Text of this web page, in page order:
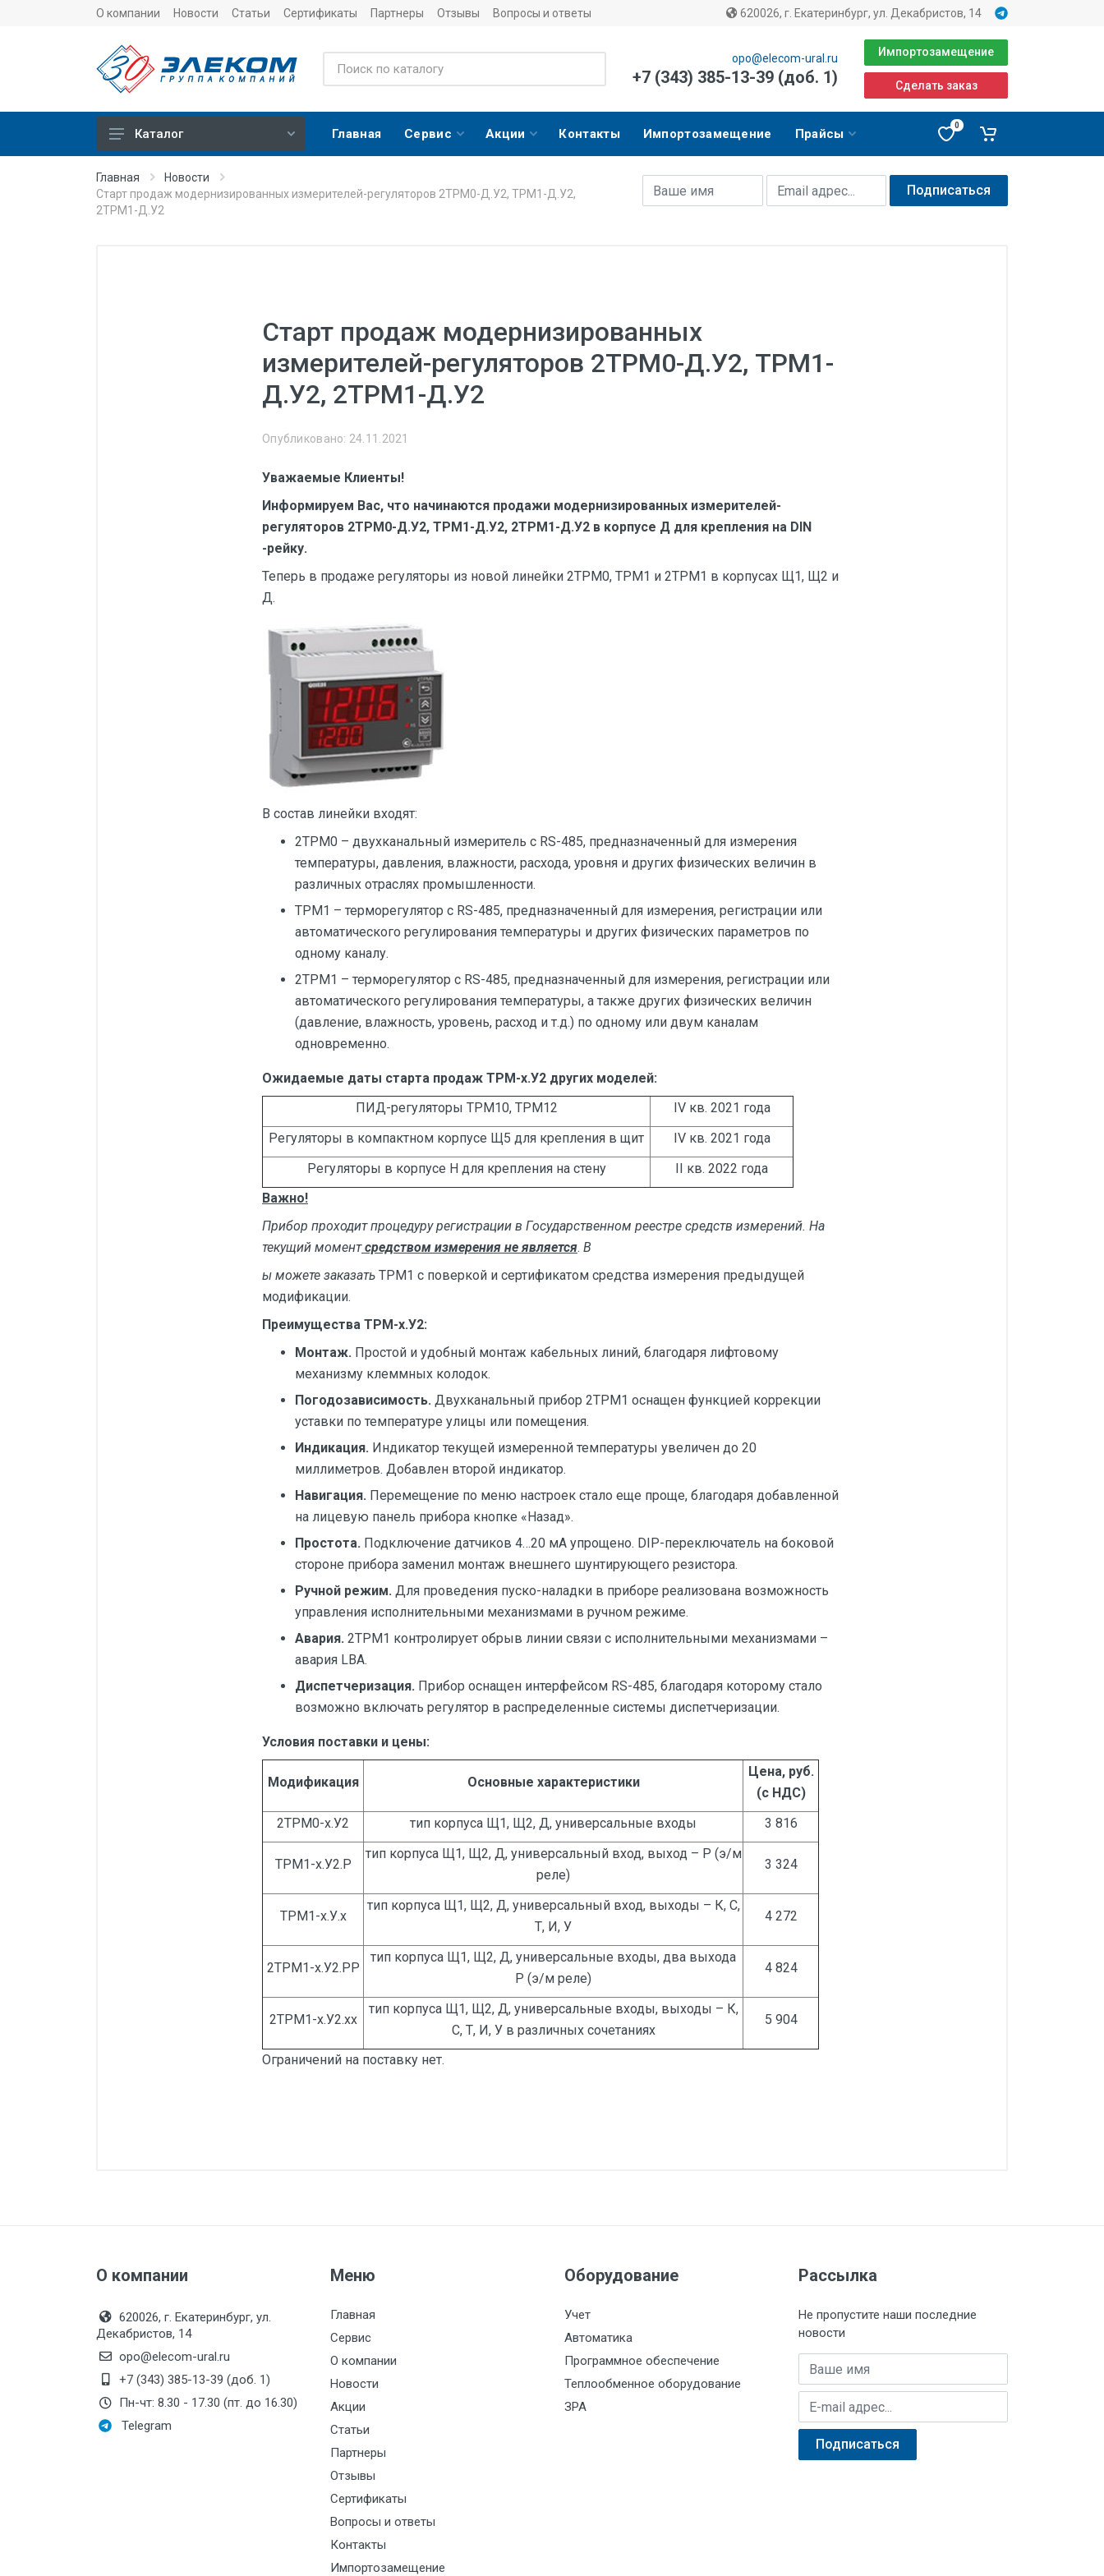
О компании Новости Статьи Сертификаты Партнеры Отзывы Вопросы и ответы 620026, г. Екатеринбург, ул. Декабристов, 14
opo@elecom-ural.ru
+7 (343) 385-13-39 (доб. 1)
Импортозамещение
Сделать заказ
Тепловычислители
Оборудование для монтажа
Каталог Главная Сервис Акции Контакты Импортозамещение Прайсы
0
Главная
Новости
Старт продаж модернизированных измерителей-регуляторов 2ТРМ0-Д.У2, ТРМ1-Д.У2,
2ТРМ1-Д.У2
Имя
E-mail адрес Подписаться
Старт продаж модернизированных
измерителей-регуляторов 2ТРМ0-Д.У2, ТРМ1-
Д.У2, 2ТРМ1-Д.У2
Опубликовано: 24.11.2021
Уважаемые Клиенты!
Информируем Вас, что начинаются продажи модернизированных измерителей-
регуляторов 2ТРМ0-Д.У2, ТРМ1-Д.У2, 2ТРМ1-Д.У2 в корпусе Д для крепления на DIN
-рейку.
Теперь в продаже регуляторы из новой линейки 2ТРМ0, ТРМ1 и 2ТРМ1 в корпусах Щ1, Щ2 и
Д.
В состав линейки входят:
2ТРМ0 – двухканальный измеритель c RS-485, предназначенный для измерения
температуры, давления, влажности, расхода, уровня и других физических величин в
различных отраслях промышленности.
ТРМ1 – терморегулятор с RS-485, предназначенный для измерения, регистрации или
автоматического регулирования температуры и других физических параметров по
одному каналу.
2ТРМ1 – терморегулятор c RS-485, предназначенный для измерения, регистрации или
автоматического регулирования температуры, а также других физических величин
(давление, влажность, уровень, расход и т.д.) по одному или двум каналам
одновременно.
Ожидаемые даты старта продаж ТРМ-х.У2 других моделей:
ПИД-регуляторы ТРМ10, ТРМ12
IV кв. 2021 года
Регуляторы в компактном корпусе Щ5 для крепления в щит
IV кв. 2021 года
Регуляторы в корпусе Н для крепления на стену
II кв. 2022 года
Важно!
Прибор проходит процедуру регистрации в Государственном реестре средств измерений. На
текущий моментсредством измерения не является. В
ы можете заказать ТРМ1 с поверкой и сертификатом средства измерения предыдущей
модификации.
Преимущества ТРМ-х.У2:
Монтаж. Простой и удобный монтаж кабельных линий, благодаря лифтовому
механизму клеммных колодок.
Погодозависимость. Двухканальный прибор 2ТРМ1 оснащен функцией коррекции
уставки по температуре улицы или помещения.
Индикация. Индикатор текущей измеренной температуры увеличен до 20
миллиметров. Добавлен второй индикатор.
Навигация. Перемещение по меню настроек стало еще проще, благодаря добавленной
на лицевую панель прибора кнопке «Назад».
Простота. Подключение датчиков 4…20 мА упрощено. DIP-переключатель на боковой
стороне прибора заменил монтаж внешнего шунтирующего резистора.
Ручной режим. Для проведения пуско-наладки в приборе реализована возможность
управления исполнительными механизмами в ручном режиме.
Авария. 2ТРМ1 контролирует обрыв линии связи с исполнительными механизмами –
авария LBA.
Диспетчеризация. Прибор оснащен интерфейсом RS-485, благодаря которому стало
возможно включать регулятор в распределенные системы диспетчеризации.
Условия поставки и цены:
Модификация Основные характеристики
Цена, руб.
(с НДС)
2ТРМ0-х.У2
тип корпуса Щ1, Щ2, Д, универсальные входы 3 816
ТРМ1-х.У2.Р
тип корпуса Щ1, Щ2, Д, универсальный вход, выход – Р (э/м
реле)
3 324
ТРМ1-х.У.х
тип корпуса Щ1, Щ2, Д, универсальный вход, выходы – К, С,
Т, И, У
4 272
2ТРМ1-х.У2.РР
тип корпуса Щ1, Щ2, Д, универсальные входы, два выхода
Р (э/м реле)
4 824
2ТРМ1-х.У2.хх
тип корпуса Щ1, Щ2, Д, универсальные входы, выходы – К,
С, Т, И, У в различных сочетаниях
5 904
Ограничений на поставку нет.
О компании
620026, г. Екатеринбург, ул.
Декабристов, 14
opo@elecom-ural.ru
+7 (343) 385-13-39 (доб. 1)
Пн-чт: 8.30 - 17.30 (пт. до 16.30)
Telegram
Меню
Главная
Сервис
О компании
Новости
Акции
Статьи
Партнеры
Отзывы
Сертификаты
Вопросы и ответы
Контакты
Импортозамещение
Оборудование
Учет
Автоматика
Программное обеспечение
Теплообменное оборудование
ЗРА
Рассылка
Не пропустите наши последние
новости
Имя
E-mail адрес
Подписаться